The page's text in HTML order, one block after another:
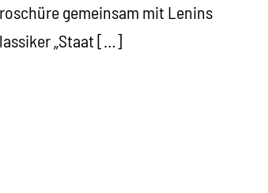
gemeinsam mit Lenins
„Staat […]